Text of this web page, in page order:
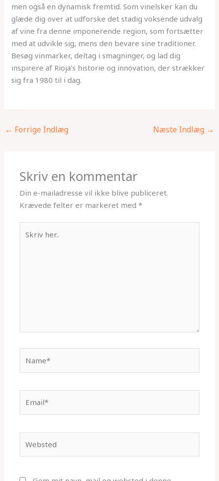
men også en dynamisk fremtid. Som vinelsker kan du
glæde dig over at udforske det stadig voksende udvalg
af vine fra denne imponerende region, som fortsætter
med at udvikle sig, mens den bevare sine traditioner.
Besøg vinmarker, deltag i smagninger, og lad dig
inspirere af Rioja’s historie og innovation, der strækker
sig fra 1980 til i dag.
← Forrige Indlæg Næste Indlæg →
Skriv en kommentar
Din e-mailadresse vil ikke blive publiceret.
Krævede felter er markeret med*
her..